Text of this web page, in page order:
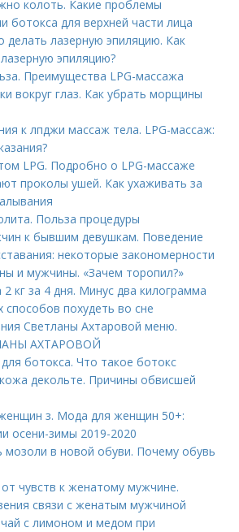
колоть. Какие проблемы
ботокса для верхней части лица
делать лазерную эпиляцию. Как
эпиляцию?
Преимущества LPG-массажа
вокруг глаз. Как убрать морщины
к лпджи массаж тела. LPG-массаж:
LPG. Подробно о LPG-массаже
проколы ушей. Как ухаживать за
Польза процедуры
к бывшим девушкам. Поведение
некоторые закономерности
и мужчины. «Зачем торопил?»
2 кг за 4 дня. Минус два килограмма
способов похудеть во сне
Светланы Ахтаровой меню.
АХТАРОВОЙ
ботокса. Что такое ботокс
декольте. Причины обвисшей
з. Мода для женщин 50+:
осени-зимы 2019-2020
мозоли в новой обуви. Почему обувь
чувств к женатому мужчине.
связи с женатым мужчиной
с лимоном и медом при